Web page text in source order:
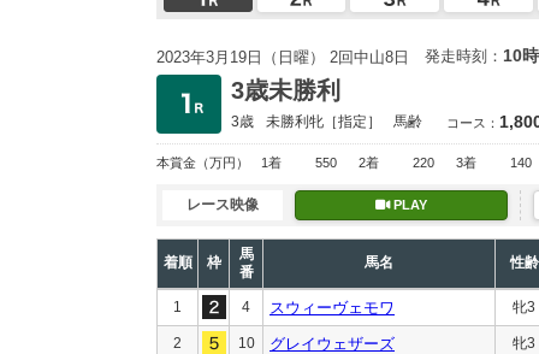
2023年3月19日（日曜） 2回中山8日 発走時刻： 10
3歳未勝利
3歳 未勝利牝［指定］ 馬齢 コース：
本賞金 （万円） 1着 550 2着 220 3着 140
レース映像 PLAY
着順 枠
馬
番
馬名 性齢
1 4 スウィーヴェモワ 牝3
2 10 グレイウェザーズ 牝3